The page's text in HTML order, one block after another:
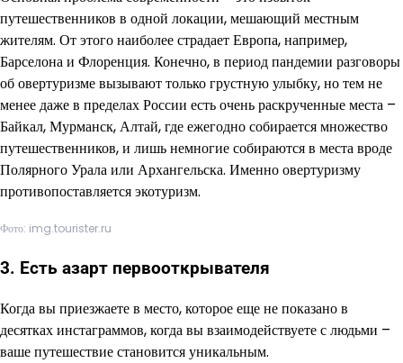
путешественников в одной локации, мешающий местным
жителям. От этого наиболее страдает Европа, например,
Барселона и Флоренция. Конечно, в период пандемии разговоры
об овертуризме вызывают только грустную улыбку, но тем не
менее даже в пределах России есть очень раскрученные места –
Байкал, Мурманск, Алтай, где ежегодно собирается множество
путешественников, и лишь немногие собираются в места вроде
Полярного Урала или Архангельска. Именно овертуризму
противопоставляется экотуризм.
Фото: img.tourister.ru
3. Есть азарт первооткрывателя
Когда вы приезжаете в место, которое еще не показано в
десятках инстаграммов, когда вы взаимодействуете с людьми –
ваше путешествие становится уникальным.